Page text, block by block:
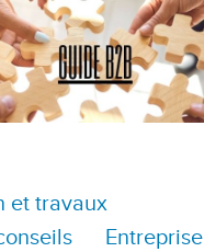
et travaux
Entreprise